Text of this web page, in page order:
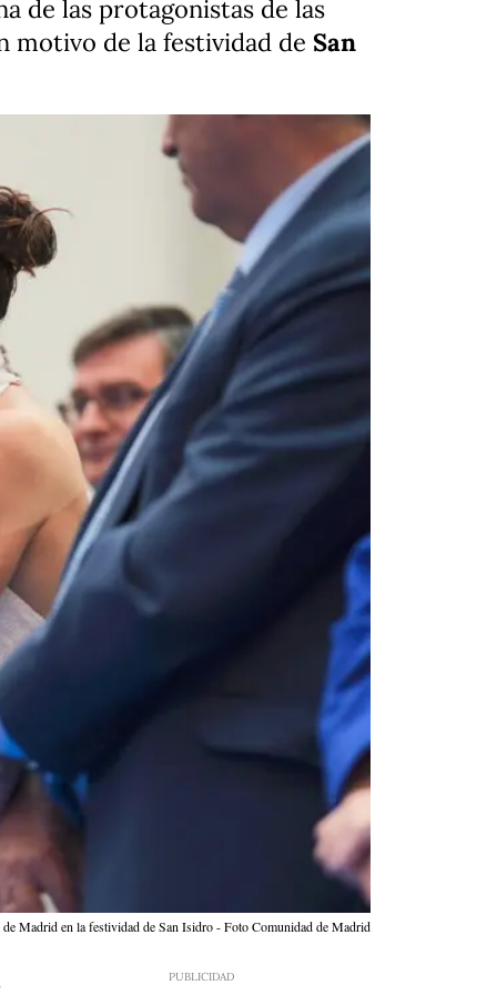
de las protagonistas de las
motivo de la festividad de San
Madrid en la festividad de San Isidro - Foto Comunidad de Madrid